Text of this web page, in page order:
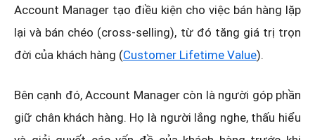
Account Manager tạo điều kiện cho việc bán hàng lặp
lại và bán chéo (cross-selling), từ đó tăng giá trị trọn
đời của khách hàng (Customer Lifetime Value).
Bên cạnh đó, Account Manager còn là người góp phần
giữ chân khách hàng. Họ là người lắng nghe, thấu hiểu